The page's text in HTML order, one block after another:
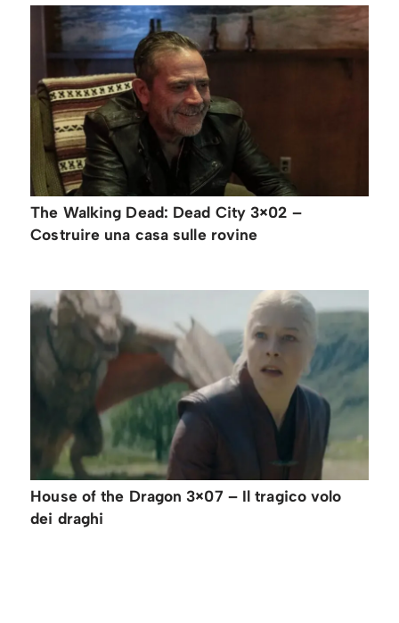
The Walking Dead: Dead City 3×02 –
Costruire una casa sulle rovine
House of the Dragon 3×07 – Il tragico volo
dei draghi